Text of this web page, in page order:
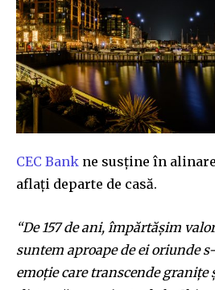
CEC Bank ne susține în
aflați departe de casă.
“De 157 de ani, împărtășim
suntem aproape de ei oriunde
emoție care transcende granițe